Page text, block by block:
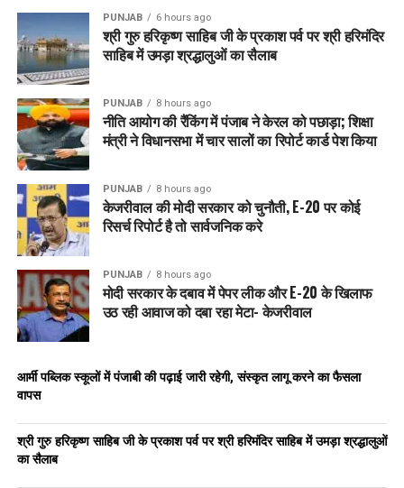
रोक सके. इस तरह भारत ने अपना पहला मैच जीतकर टूर्नामेंट में शानदार
आगाज किया.
RELATED TOPICS:
UP NEXT
IND vs NZ चौथा टी-20 आज:भारत ने विशाखापट्टनम में 4 में से 3
मुकाबले जीते, बुमराह को आराम मिल सकता है
DON'T MISS
14 साल के वैभव सूर्यवंशी करेंगे U19 टीम की कप्तानी, वर्ल्ड कप से
पहले मिली बड़ी जिम्मेदारी!
PUNJAB 6 hours ago
श्री गुरु हरिकृष्ण साहिब जी के प्रकाश पर्व पर श्री हरिमंदिर
साहिब में उमड़ा श्रद्धालुओं का सैलाब
PUNJAB 8 hours ago
नीति आयोग की रैंकिंग में पंजाब ने केरल को पछाड़ा; शिक्षा
मंत्री ने विधानसभा में चार सालों का रिपोर्ट कार्ड पेश किया
PUNJAB 8 hours ago
केजरीवाल की मोदी सरकार को चुनौती, E-20 पर कोई
रिसर्च रिपोर्ट है तो सार्वजनिक करे
PUNJAB 8 hours ago
मोदी सरकार के दबाव में पेपर लीक और E-20 के खिलाफ
उठ रही आवाज को दबा रहा मेटा- केजरीवाल
आर्मी पब्लिक स्कूलों में पंजाबी की पढ़ाई जारी रहेगी, संस्कृत लागू करने का फैसला
वापस
श्री गुरु हरिकृष्ण साहिब जी के प्रकाश पर्व पर श्री हरिमंदिर साहिब में उमड़ा श्रद्धालुओं
का सैलाब